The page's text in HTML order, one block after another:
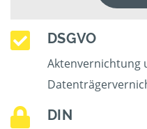
DSGVO
Aktenvernichtung
DIN